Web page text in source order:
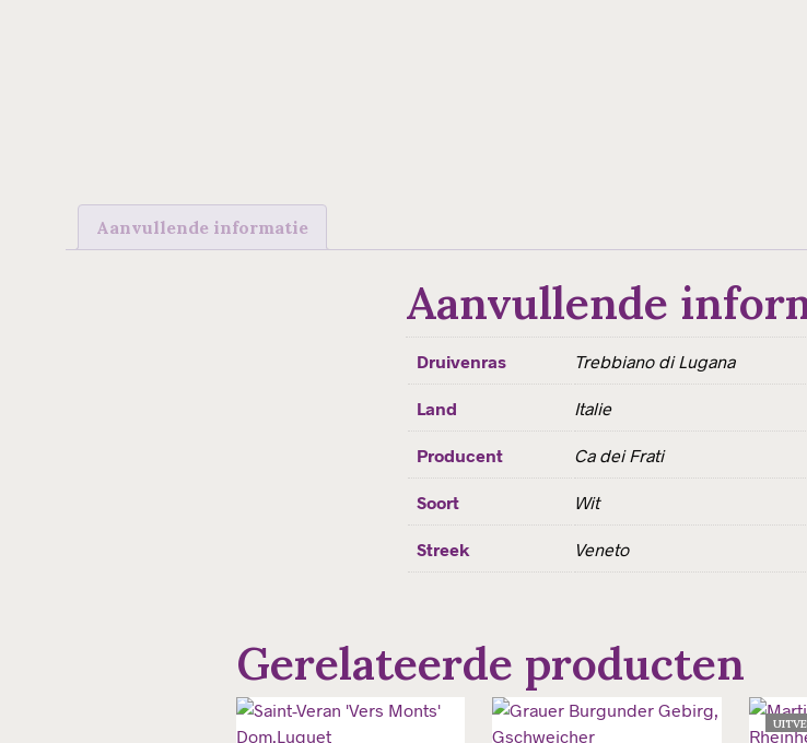
Aanvullende informatie
Aanvullende
Druivenras Trebbiano di Lugana
Land Italie
Producent Ca dei Frati
Soort Wit
Streek Veneto
Gerelateerde producten